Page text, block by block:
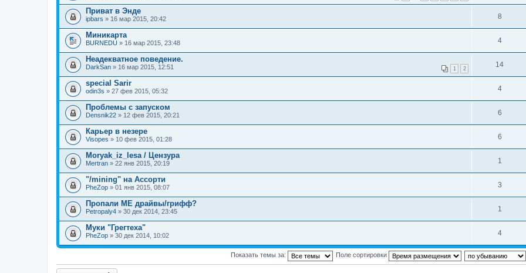
Приват в Энде
ipbars » 16 мар 2015, 20:42 8
Миникарта
BURNEDU » 16 мар 2015, 23:48 4
Неадекватное поведение.
1 2
DarkSan » 16 мар 2015, 12:51 14
special Sarir
odin3s » 27 фев 2015, 05:32 4
Проблемы с запуском
Densnik22 » 12 фев 2015, 20:21 6
Карьер в незере
Visopes » 10 фев 2015, 01:28 6
Moryak_iz_lesa / Цензура
Mertran » 22 янв 2015, 20:19 1
"/mining" на Ассорти
PheZop » 01 янв 2015, 08:07 3
Пропали МЕ драйвы/грифф?
Petropaly4 » 30 дек 2014, 23:45 1
Муки "Грегтеха"
PheZop » 30 дек 2014, 10:02 4
Показать темы за: Поле сортировки